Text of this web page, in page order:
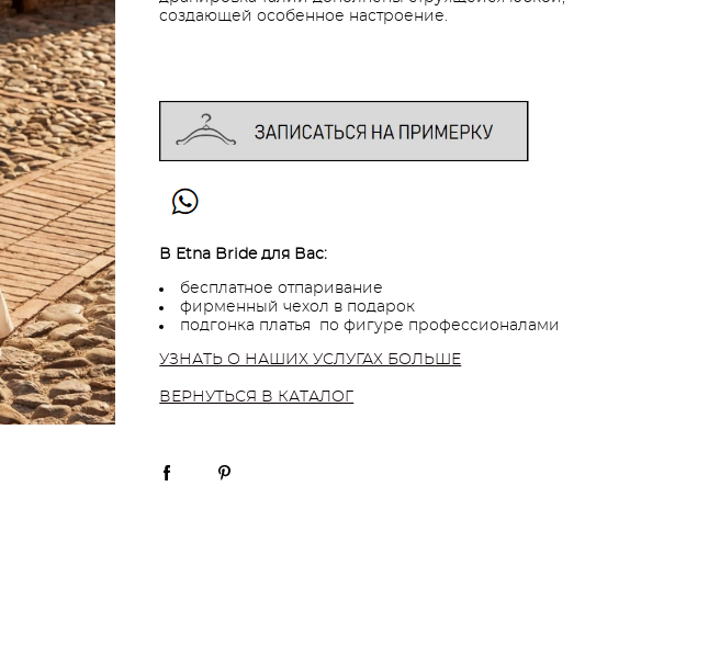
создающей особенное настроение.
В Etna Bride для Вас:
бесплатное отпаривание
фирменный чехол в подарок
подгонка платья по фигуре профессионалами
УЗНАТЬ О НАШИХ УСЛУГАХ БОЛЬШЕ
ВЕРНУТЬСЯ В КАТАЛОГ